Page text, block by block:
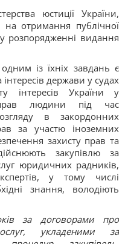
юстиції України,
на отримання публічної
розпорядженні видання
із їхніх завдань є
держави у судах
інтересів України у
людини під час
в закордонних
за участю іноземних
захисту прав та
закупівлю за
юридичних радників,
у тому числі
знання, володіють
за договорами про
укладеними за